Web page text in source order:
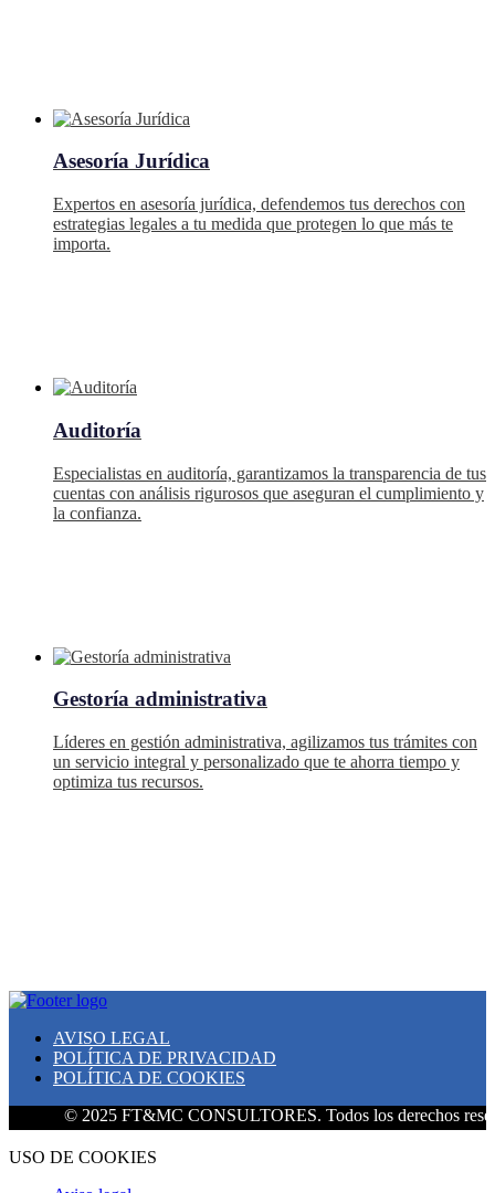
Asesoría Jurídica
Expertos en asesoría jurídica, defendemos tus derechos con
estrategias legales a tu medida que protegen lo que más te
importa.
Auditoría
Especialistas en auditoría, garantizamos la transparencia de tus
cuentas con análisis rigurosos que aseguran el cumplimiento y
la confianza.
Gestoría administrativa
Líderes en gestión administrativa, agilizamos tus trámites con
un servicio integral y personalizado que te ahorra tiempo y
optimiza tus recursos.
AVISO LEGAL
POLÍTICA DE PRIVACIDAD
POLÍTICA DE COOKIES
© 2025 FT&MC CONSULTORES. Todos los derechos
USO DE COOKIES